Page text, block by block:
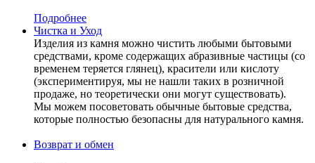
Подробнее
Чистка и Уход
Изделия из камня можно чистить любыми бытовыми
средствами, кроме содержащих абразивные частицы (со
временем теряется глянец), красители или кислоту
(экспериментируя, мы не нашли таких в розничной
продаже, но теоретически они могут существовать).
Мы можем посоветовать обычные бытовые средства,
которые полностью безопасны для натурального камня.
Возврат и обмен